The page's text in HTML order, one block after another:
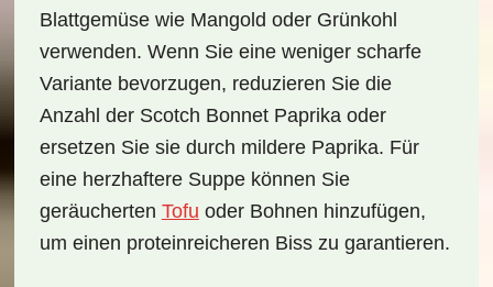
Blattgemüse wie Mangold oder Grünkohl
verwenden. Wenn Sie eine weniger scharfe
Variante bevorzugen, reduzieren Sie die
Anzahl der Scotch Bonnet Paprika oder
ersetzen Sie sie durch mildere Paprika. Für
eine herzhaftere Suppe können Sie
geräucherten Tofu oder Bohnen hinzufügen,
um einen proteinreicheren Biss zu garantieren.